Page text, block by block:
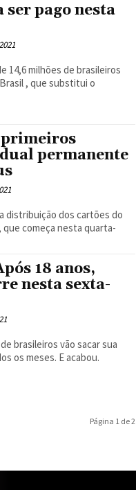
pago nesta
14,6 milhões de brasileiros
, que substitui o
primeiros
permanente
distribuição dos cartões do
que começa nesta quarta-
18 anos,
nesta sexta-
brasileiros vão sacar sua
os meses. E acabou.
Página 1 de 2